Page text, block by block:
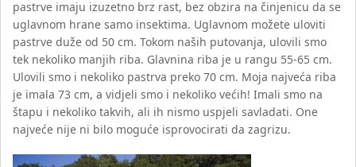
pastrve imaju izuzetno brz rast, bez obzira na činjenicu da se
uglavnom hrane samo insektima. Uglavnom možete uloviti
pastrve duže od 50 cm. Tokom naših putovanja, ulovili smo
tek nekoliko manjih riba. Glavnina riba je u rangu 55-65 cm.
Ulovili smo i nekoliko pastrva preko 70 cm. Moja najveća riba
je imala 73 cm, a vidjeli smo i nekoliko većih! Imali smo na
štapu i nekoliko takvih, ali ih nismo uspjeli savladati. One
najveće nije ni bilo moguće isprovocirati da zagrizu.